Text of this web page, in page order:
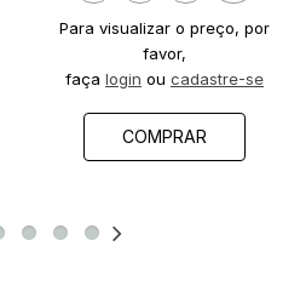
Para visualizar o preço, por
favor,
faça login ou cadastre-se
COMPRAR